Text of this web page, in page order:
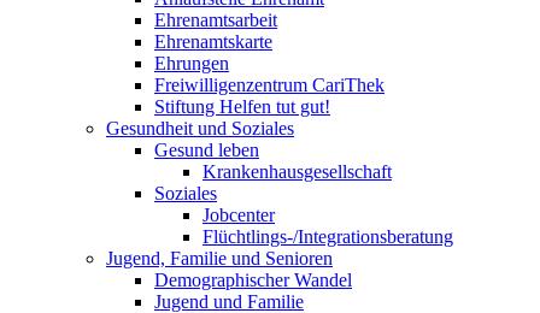
Ehrenamtsarbeit
Ehrenamtskarte
Ehrungen
Freiwilligenzentrum CariThek
Stiftung Helfen tut gut!
Gesundheit und Soziales
Gesund leben
Krankenhausgesellschaft
Soziales
Jobcenter
Flüchtlings-/Integrationsberatung
Jugend, Familie und Senioren
Demographischer Wandel
Jugend und Familie